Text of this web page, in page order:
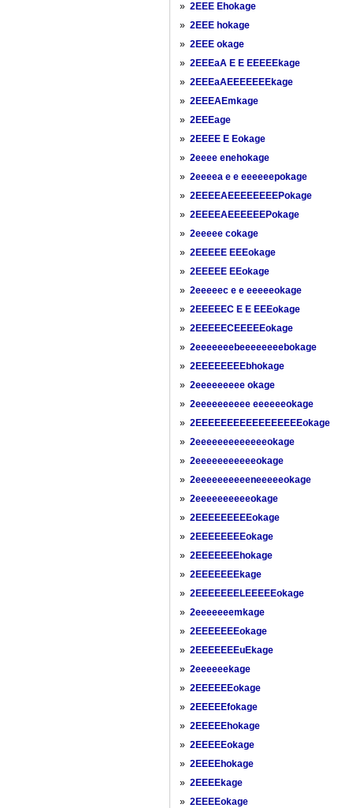
» 2EEE Ehokage
» 2EEE hokage
» 2EEE okage
» 2EEEaA E E EEEEEkage
» 2EEEaAEEEEEEEkage
» 2EEEAEmkage
» 2EEEage
» 2EEEE E Eokage
» 2eeee enehokage
» 2eeeea e e eeeeeepokage
» 2EEEEAEEEEEEEEPokage
» 2EEEEAEEEEEEPokage
» 2eeeee cokage
» 2EEEEE EEEokage
» 2EEEEE EEokage
» 2eeeeec e e eeeeeokage
» 2EEEEEC E E EEEokage
» 2EEEEECEEEEEokage
» 2eeeeeeebeeeeeeeebokage
» 2EEEEEEEEbhokage
» 2eeeeeeeee okage
» 2eeeeeeeeee eeeeeeokage
» 2EEEEEEEEEEEEEEEEEokage
» 2eeeeeeeeeeeeeokage
» 2eeeeeeeeeeeokage
» 2eeeeeeeeeeneeeeeokage
» 2eeeeeeeeeeokage
» 2EEEEEEEEEokage
» 2EEEEEEEEokage
» 2EEEEEEEhokage
» 2EEEEEEEkage
» 2EEEEEEELEEEEEokage
» 2eeeeeeemkage
» 2EEEEEEEokage
» 2EEEEEEEuEkage
» 2eeeeeekage
» 2EEEEEEokage
» 2EEEEEfokage
» 2EEEEEhokage
» 2EEEEEokage
» 2EEEEhokage
» 2EEEEkage
» 2EEEEokage